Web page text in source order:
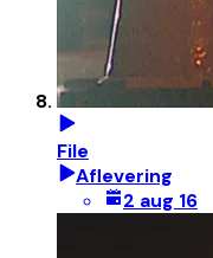
File
Aflevering
2 aug 16